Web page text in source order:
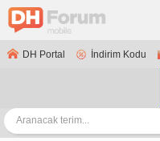
DH Portal İndirim Kodu